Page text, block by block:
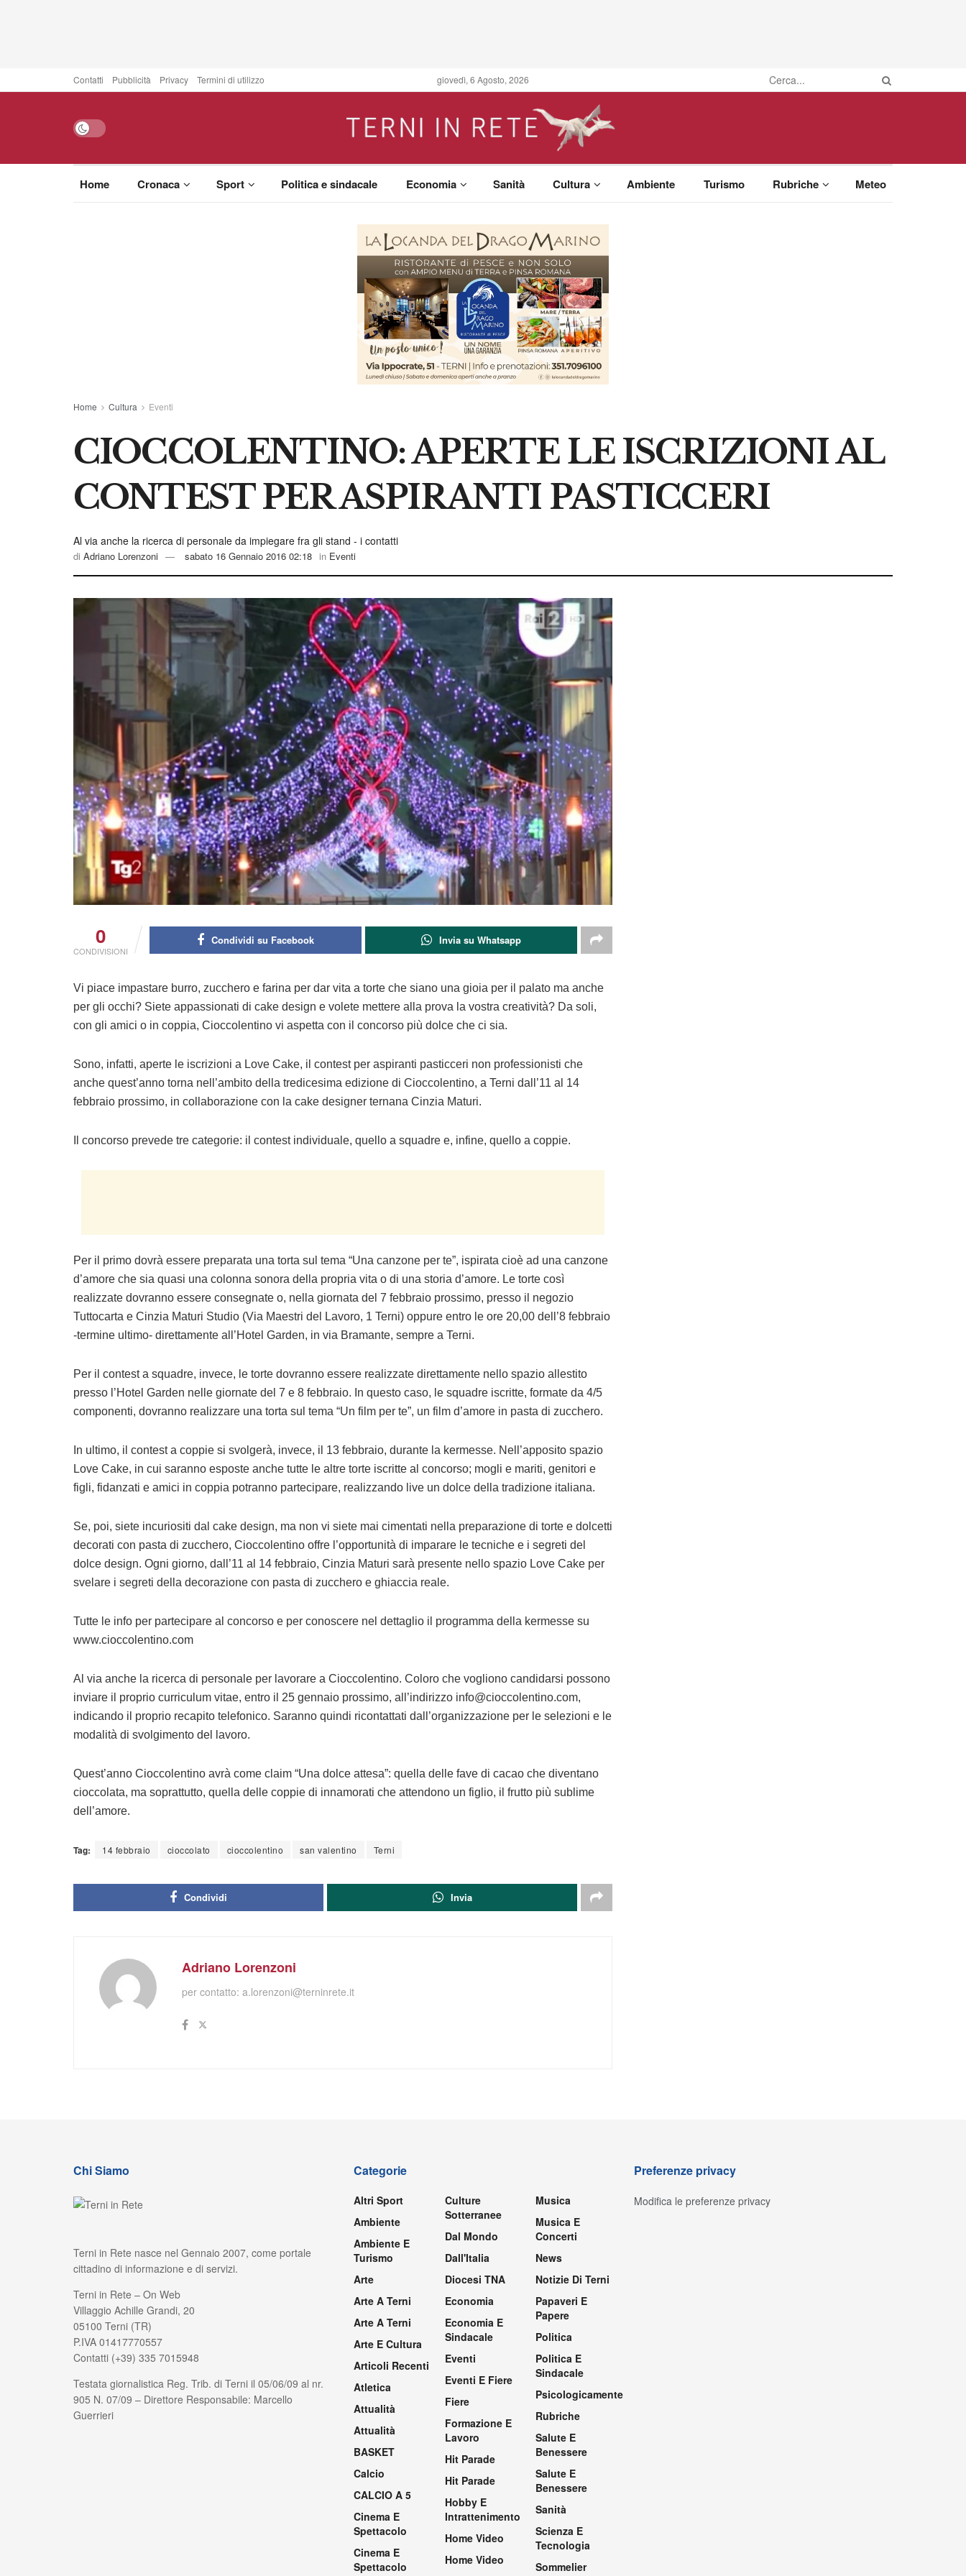
Contatti Pubblicità Privacy Termini di utilizzo giovedì, 6 Agosto, 2026
Home Cronaca Sport Politica e sindacale Economia Sanità Cultura Ambiente Turismo Rubriche Meteo
Home Cultura Eventi
CIOCCOLENTINO: APERTE LE ISCRIZIONI AL
CONTEST PER ASPIRANTI PASTICCERI
Al via anche la ricerca di personale da impiegare fra gli stand - i contatti
di Adriano Lorenzoni sabato 16 Gennaio 2016 02:18 in Eventi
0
CONDIVISIONI
Condividi su Facebook Invia su Whatsapp
Vi piace impastare burro, zucchero e farina per dar vita a torte che siano una gioia per il palato ma anche
per gli occhi? Siete appassionati di cake design e volete mettere alla prova la vostra creatività? Da soli,
con gli amici o in coppia, Cioccolentino vi aspetta con il concorso più dolce che ci sia.
Sono, infatti, aperte le iscrizioni a Love Cake, il contest per aspiranti pasticceri non professionisti che
anche quest’anno torna nell’ambito della tredicesima edizione di Cioccolentino, a Terni dall’11 al 14
febbraio prossimo, in collaborazione con la cake designer ternana Cinzia Maturi.
Il concorso prevede tre categorie: il contest individuale, quello a squadre e, infine, quello a coppie.
Per il primo dovrà essere preparata una torta sul tema “Una canzone per te”, ispirata cioè ad una canzone
d’amore che sia quasi una colonna sonora della propria vita o di una storia d’amore. Le torte così
realizzate dovranno essere consegnate o, nella giornata del 7 febbraio prossimo, presso il negozio
Tuttocarta e Cinzia Maturi Studio (Via Maestri del Lavoro, 1 Terni) oppure entro le ore 20,00 dell’8 febbraio
-termine ultimo- direttamente all’Hotel Garden, in via Bramante, sempre a Terni.
Per il contest a squadre, invece, le torte dovranno essere realizzate direttamente nello spazio allestito
presso l’Hotel Garden nelle giornate del 7 e 8 febbraio. In questo caso, le squadre iscritte, formate da 4/5
componenti, dovranno realizzare una torta sul tema “Un film per te”, un film d’amore in pasta di zucchero.
In ultimo, il contest a coppie si svolgerà, invece, il 13 febbraio, durante la kermesse. Nell’apposito spazio
Love Cake, in cui saranno esposte anche tutte le altre torte iscritte al concorso; mogli e mariti, genitori e
figli, fidanzati e amici in coppia potranno partecipare, realizzando live un dolce della tradizione italiana.
Se, poi, siete incuriositi dal cake design, ma non vi siete mai cimentati nella preparazione di torte e dolcetti
decorati con pasta di zucchero, Cioccolentino offre l’opportunità di imparare le tecniche e i segreti del
dolce design. Ogni giorno, dall’11 al 14 febbraio, Cinzia Maturi sarà presente nello spazio Love Cake per
svelare i segreti della decorazione con pasta di zucchero e ghiaccia reale.
Tutte le info per partecipare al concorso e per conoscere nel dettaglio il programma della kermesse su
www.cioccolentino.com
Al via anche la ricerca di personale per lavorare a Cioccolentino. Coloro che vogliono candidarsi possono
inviare il proprio curriculum vitae, entro il 25 gennaio prossimo, all’indirizzo info@cioccolentino.com,
indicando il proprio recapito telefonico. Saranno quindi ricontattati dall’organizzazione per le selezioni e le
modalità di svolgimento del lavoro.
Quest’anno Cioccolentino avrà come claim “Una dolce attesa”: quella delle fave di cacao che diventano
cioccolata, ma soprattutto, quella delle coppie di innamorati che attendono un figlio, il frutto più sublime
dell’amore.
Tag: 14 febbraio cioccolato cioccolentino san valentino Terni
Condividi Invia
Adriano Lorenzoni
per contatto: a.lorenzoni@terninrete.it
Chi Siamo
Terni in Rete nasce nel Gennaio 2007, come portale
cittadino di informazione e di servizi.
Terni in Rete – On Web
Villaggio Achille Grandi, 20
05100 Terni (TR)
P.IVA 01417770557
Contatti (+39) 335 7015948
Testata giornalistica Reg. Trib. di Terni il 05/06/09 al nr.
905 N. 07/09 – Direttore Responsabile: Marcello
Guerrieri
Categorie
Altri Sport
Ambiente
Ambiente E
Turismo
Arte
Arte A Terni
Arte A Terni
Arte E Cultura
Articoli Recenti
Atletica
Attualità
Attualità
BASKET
Calcio
CALCIO A 5
Cinema E
Spettacolo
Cinema E
Spettacolo
Culture
Sotterranee
Dal Mondo
Dall'Italia
Diocesi TNA
Economia
Economia E
Sindacale
Eventi
Eventi E Fiere
Fiere
Formazione E
Lavoro
Hit Parade
Hit Parade
Hobby E
Intrattenimento
Home Video
Home Video
Musica
Musica E
Concerti
News
Notizie Di Terni
Papaveri E
Papere
Politica
Politica E
Sindacale
Psicologicamente
Rubriche
Salute E
Benessere
Salute E
Benessere
Sanità
Scienza E
Tecnologia
Sommelier
Preferenze privacy
Modifica le preferenze privacy